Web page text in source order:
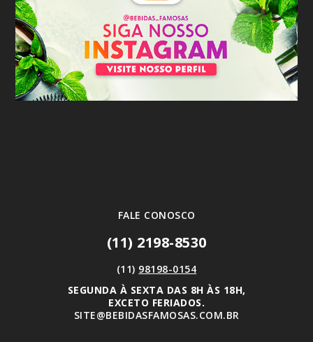
FALE CONOSCO
(11) 2198-8530
(11) 98198-0154
SEGUNDA À SEXTA DAS 8H ÀS 18H,
EXCETO FERIADOS.
SITE@BEBIDASFAMOSAS.COM.BR